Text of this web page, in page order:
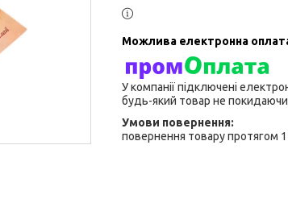
У компанії підключені
будь-який товар не покидаючи
повернення товару протягом